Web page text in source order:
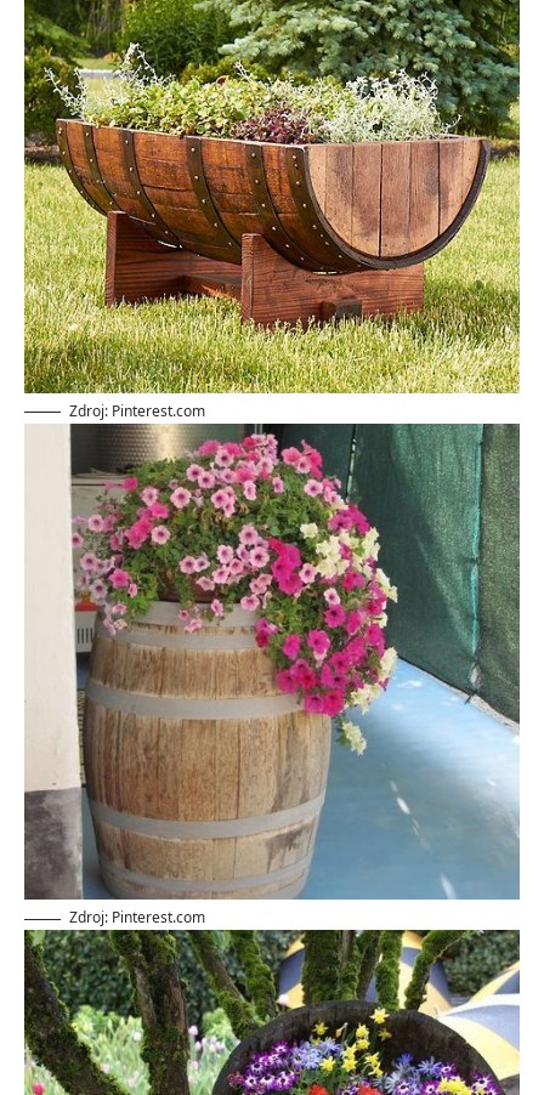
Zdroj: Pinterest.com
Zdroj: Pinterest.com